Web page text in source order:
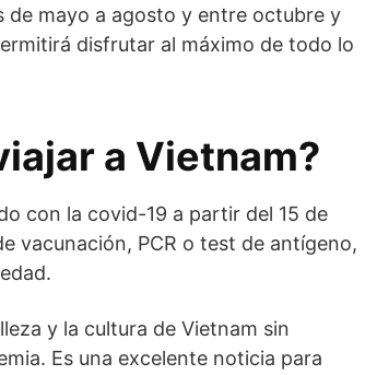
de mayo a agosto y entre octubre y
disfrutar al máximo de todo lo
a Vietnam?
con la covid-19 a partir del 15 de
vacunación, PCR o test de antígeno,
y la cultura de Vietnam sin
Es una excelente noticia para